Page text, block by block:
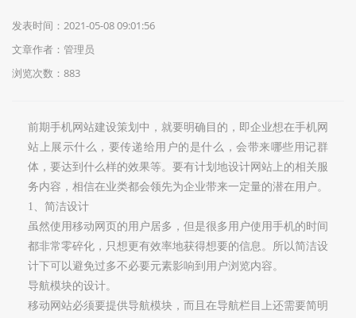
发表时间：2021-05-08 09:01:56
文章作者：管理员
浏览次数：883
前期手机网站建设策划中，就要明确目的，即企业想在手机网
站上展示什么，要传递给用户的是什么，会带来哪些用记群
体，要达到什么样的效果等。要有计划地设计网站上的相关服
务内容，相信在业类都会领先为企业带来一定量的潜在用户。
1 、简洁设计
虽然使用移动网页的用户居多，但是很多用户使用手机的时间
都非常零碎化，只想更有效率地获得想要的信息。所以简洁设
计下可以避免过多不必要元素影响到用户浏览内容。
导航模块的设计。
移动网站必须要提供导航模块，而且在导航栏目上还需要简明